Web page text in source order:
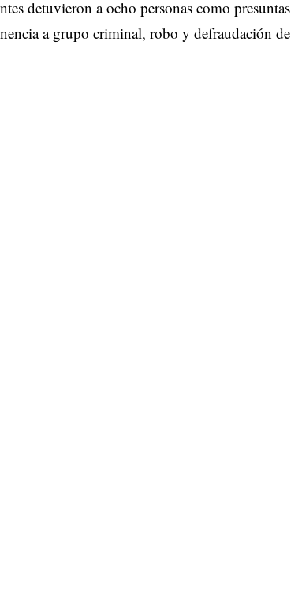
detuvieron a ocho personas como presuntas
a grupo criminal, robo y defraudación de